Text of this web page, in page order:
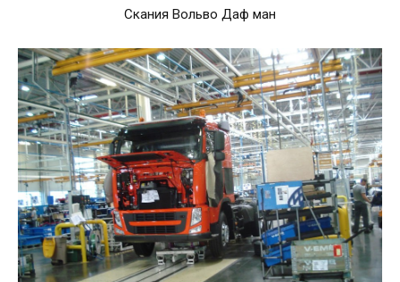
Скания Вольво Даф ман